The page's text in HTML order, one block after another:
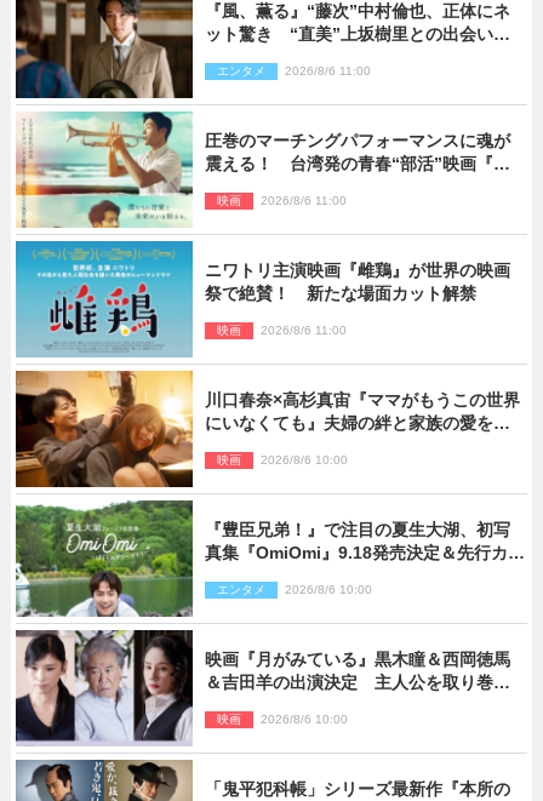
『風、薫る』“藤次”中村倫也、正体にネ
ット驚き “直美”上坂樹里との出会いに
しなよ！」
エンタメ 2026/8/6 11:00
圧巻のマーチングパフォーマンスに魂が
震える！ 台湾発の青春“部活”映画『進
映画 2026/8/6 11:00
ニワトリ主演映画『雌鶏』が世界の映画
祭で絶賛！ 新たな場面カット解禁
映画 2026/8/6 11:00
川口春奈×高杉真宙『ママがもうこの世界
にいなくても』夫婦の絆と家族の愛を映
映画 2026/8/6 10:00
『豊臣兄弟！』で注目の夏生大湖、初写
真集『OmiOmi』9.18発売決定＆先行カッ
エンタメ 2026/8/6 10:00
映画『月がみている』黒木瞳＆西岡徳馬
＆吉田羊の出演決定 主人公を取り巻く
映画 2026/8/6 10:00
「鬼平犯科帳」シリーズ最新作『本所の